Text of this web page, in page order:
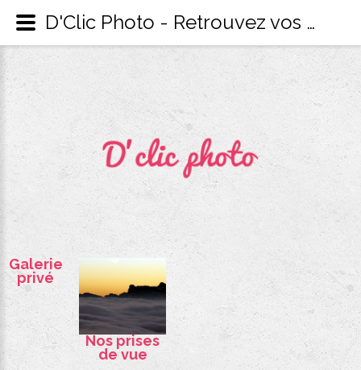
Galerie
privé
Nos prises
de vue
D'Clic Photo - Retrouvez vos reportages photos privés